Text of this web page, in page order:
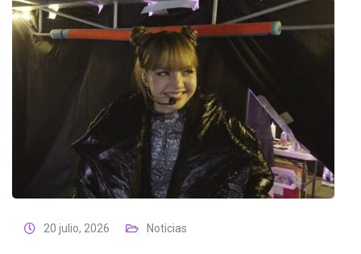
20 julio, 2026 Noticias